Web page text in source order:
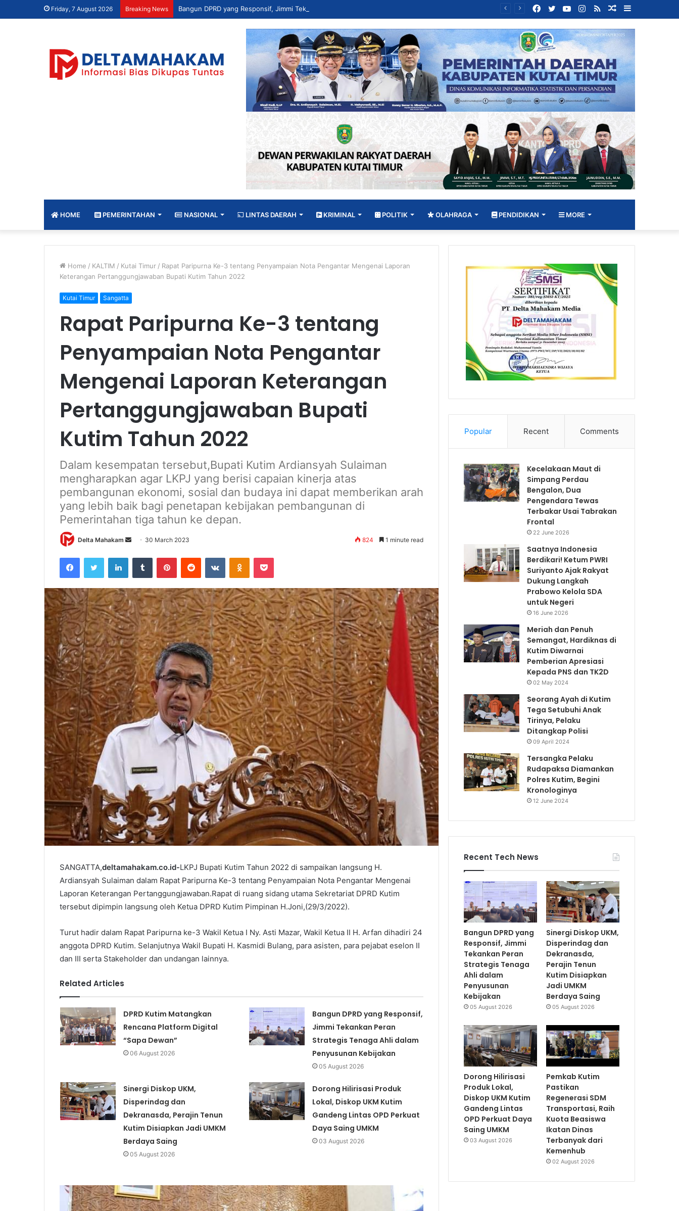
Friday, 7 August 2026 Breaking News
Random
Article
RSS
Instagram
YouTube
Twitter
Facebook
HOME PEMERINTAHAN NASIONAL LINTAS DAERAH KRIMINAL POLITIK OLAHRAGA PENDIDIKAN MORE
Home / KALTIM / Kutai Timur / Rapat Paripurna Ke-3 tentang Penyampaian Nota Pengantar Mengenai Laporan
Keterangan Pertanggungjawaban Bupati Kutim Tahun 2022
Kutai Timur Sangatta
Rapat Paripurna Ke-3 tentang
Penyampaian Nota Pengantar
Mengenai Laporan Keterangan
Pertanggungjawaban Bupati
Kutim Tahun 2022
Dalam kesempatan tersebut,Bupati Kutim Ardiansyah Sulaiman
mengharapkan agar LKPJ yang berisi capaian kinerja atas
pembangunan ekonomi, sosial dan budaya ini dapat memberikan arah
yang lebih baik bagi penetapan kebijakan pembangunan di
Pemerintahan tiga tahun ke depan.
Delta Mahakam
d
a
n
e
m
a
i
30 March 2023 824 1 minute read
SANGATTA,deltamahakam.co.id-LKPJ Bupati Kutim Tahun 2022 di sampaikan langsung H.
Ardiansyah Sulaiman dalam Rapat Paripurna Ke-3 tentang Penyampaian Nota Pengantar Mengenai
Laporan Keterangan Pertanggungjawaban.Rapat di ruang sidang utama Sekretariat DPRD Kutim
tersebut dipimpin langsung oleh Ketua DPRD Kutim Pimpinan H.Joni,(29/3/2022).
Turut hadir dalam Rapat Paripurna ke-3 Wakil Ketua I Ny. Asti Mazar, Wakil Ketua II H. Arfan dihadiri 24
anggota DPRD Kutim. Selanjutnya Wakil Bupati H. Kasmidi Bulang, para asisten, para pejabat eselon II
dan III serta Stakeholder dan undangan lainnya.
Related Articles
DPRD Kutim Matangkan
Rencana Platform Digital
“Sapa Dewan”
06 August 2026
Bangun DPRD yang Responsif,
Jimmi Tekankan Peran
Strategis Tenaga Ahli dalam
Penyusunan Kebijakan
05 August 2026
Sinergi Diskop UKM,
Disperindag dan
Dekranasda, Perajin Tenun
Kutim Disiapkan Jadi UMKM
Berdaya Saing
05 August 2026
Dorong Hilirisasi Produk
Lokal, Diskop UKM Kutim
Gandeng Lintas OPD Perkuat
Daya Saing UMKM
03 August 2026
Popular Recent Comments
Kecelakaan Maut di
Simpang Perdau
Bengalon, Dua
Pengendara Tewas
Terbakar Usai Tabrakan
Frontal
22 June 2026
Saatnya Indonesia
Berdikari! Ketum PWRI
Suriyanto Ajak Rakyat
Dukung Langkah
Prabowo Kelola SDA
untuk Negeri
16 June 2026
Meriah dan Penuh
Semangat, Hardiknas di
Kutim Diwarnai
Pemberian Apresiasi
Kepada PNS dan TK2D
02 May 2024
Seorang Ayah di Kutim
Tega Setubuhi Anak
Tirinya, Pelaku
Ditangkap Polisi
09 April 2024
Tersangka Pelaku
Rudapaksa Diamankan
Polres Kutim, Begini
Kronologinya
12 June 2024
Recent Tech News
Bangun DPRD yang
Responsif, Jimmi
Tekankan Peran
Strategis Tenaga
Ahli dalam
Penyusunan
Kebijakan
05 August 2026
Sinergi Diskop UKM,
Disperindag dan
Dekranasda,
Perajin Tenun
Kutim Disiapkan
Jadi UMKM
Berdaya Saing
05 August 2026
Dorong Hilirisasi
Produk Lokal,
Diskop UKM Kutim
Gandeng Lintas
OPD Perkuat Daya
Saing UMKM
03 August 2026
Pemkab Kutim
Pastikan
Regenerasi SDM
Transportasi, Raih
Kuota Beasiswa
Ikatan Dinas
Terbanyak dari
Kemenhub
02 August 2026